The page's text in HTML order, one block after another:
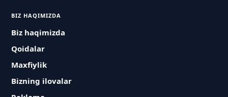
BIZ HAQIMIZDA
Biz haqimizda
Qoidalar
Maxfiylik
Bizning ilovalar